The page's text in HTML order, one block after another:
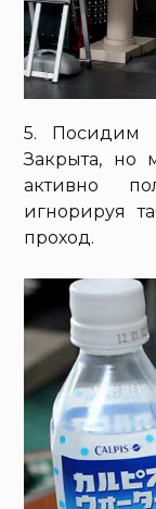
5. Посидим
Закрыта, но
активно
игнорируя
проход.